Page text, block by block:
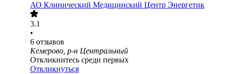
АО Клинический Медицинский Центр Энергетик
3.1
•
6 отзывов
Кемерово, р-н Центральный
Откликнитесь среди первых
Откликнуться